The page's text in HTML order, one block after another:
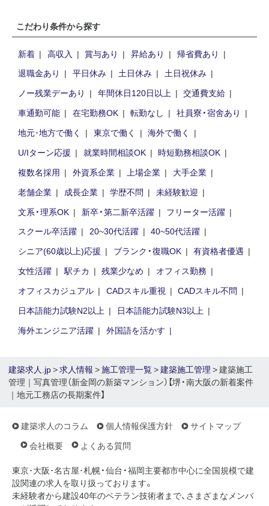
こだわり条件から探す
新着 高収入 賞与あり 昇給あり
帰省費あり
退職金あり
平日休み 土日休み
土日祝休み
ノー残業デーあり
年間休日120日以上
交通費支給
車通勤可能
在宅勤務OK 転勤なし
社員寮・宿舍あり
地元･地方で働く
東京で働く
海外で働く
U/Iターン応援
就業時間相談OK
時短勤務相談OK
複数名採用
外資系企業 上場企業
大手企業
老舗企業
成長企業 学歴不問
未経験歓迎
文系・理系OK
新卒・第二新卒活躍
フリーター活躍
スクール卒活躍
20~30代活躍
40~50代活躍
シニア(60歳以上)応援
ブランク・復職OK
有資格者優遇
女性活躍
駅チカ 残業少なめ
オフィス勤務
オフィスカジュアル
CADスキル重視
CADスキル不問
日本語能力試験N2以上
日本語能力試験N3以上
海外エンジニア活躍
外国語を活かす
建築求人.jp>求人情報 >施工管理一覧>建築施工管理 > 建築施工
管理｜写真管理（新金岡の新築マンション）【堺・南大阪の新着案件
｜地元工務店の長期案件】
建築求人のコラム 個人情報保護方針
サイトマップ
会社概要
よくある質問
東京･大阪･名古屋･札幌・仙台・福岡主要都市中心に全国規模で建
設関連の求人を取り扱っております。
未経験者から建設40年のベテラン技術者まで、さまざまなメンバ